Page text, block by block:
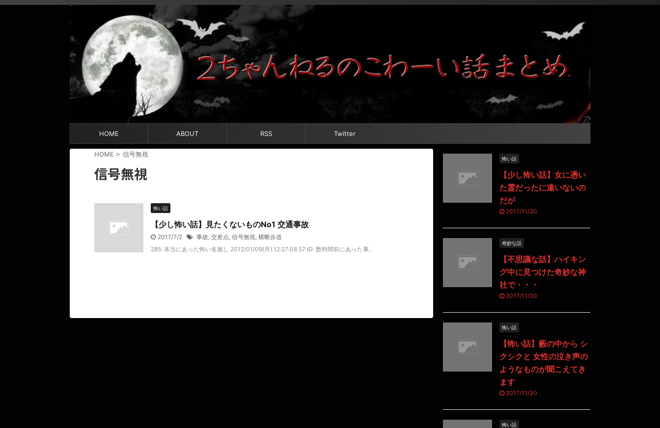
HOME ABOUT RSS Twitter
HOME > 信号無視
信号無視
怖い話
【少し怖い話】見たくないものNo1 交通事故
2017/7/2 事故 交差点 信号無視 横断歩道
285: 本当にあった怖い名無し 2012/01/09(月) 12:27:08.57 ID: 数時間前にあった事。
怖い話
【少し怖い話】女に憑い
た霊だったに違いないの
だが
2017/11/30
奇妙な話
【不思議な話】ハイキン
グ中に見つけた奇妙な神
社で・・・
2017/11/30
怖い話
【怖い話】藪の中から シ
クシクと 女性の泣き声の
ようなものが聞こえてき
ます
2017/11/30
怖い話